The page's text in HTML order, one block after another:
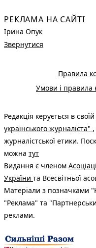
РЕКЛАМА НА САЙТІ
Ірина Опук
Звернутися
Правила
Умови і правила
Редакція керується в своїй
українського журналіста"
журналістської етики.
можна тут
Видання є членом
України та Всесвітньої
Матеріали з позначками
"Реклама" та
реклами.